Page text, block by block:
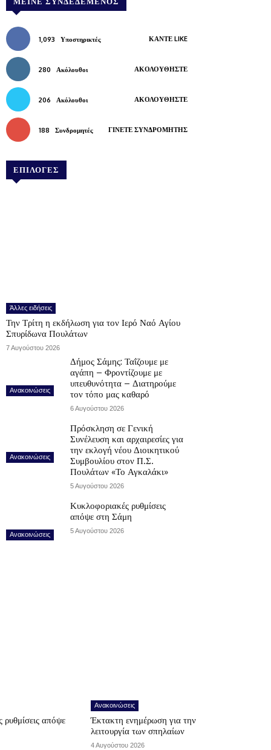
1,093 Υποστηρικτές ΚΆΝΤΕ LIKE
280 Ακόλουθοι ΑΚΟΛΟΥΘΉΣΤΕ
206 Ακόλουθοι ΑΚΟΛΟΥΘΉΣΤΕ
188 Συνδρομητές ΓΊΝΕΤΕ ΣΥΝΔΡΟΜΗΤΉΣ
ΕΠΙΛΟΓΕΣ
Άλλες ειδήσεις
Την Τρίτη η εκδήλωση για τον Ιερό Ναό Αγίου
Σπυρίδωνα Πουλάτων
7 Αυγούστου 2026
Ανακοινώσεις
Δήμος Σάμης: Ταΐζουμε με
αγάπη – Φροντίζουμε με
υπευθυνότητα – Διατηρούμε
τον τόπο μας καθαρό
6 Αυγούστου 2026
Ανακοινώσεις
Πρόσκληση σε Γενική
Συνέλευση και αρχαιρεσίες για
την εκλογή νέου Διοικητικού
Συμβουλίου στον Π.Σ.
Πουλάτων «Το Αγκαλάκι»
5 Αυγούστου 2026
Ανακοινώσεις
Κυκλοφοριακές ρυθμίσεις
απόψε στη Σάμη
5 Αυγούστου 2026
απόψε
Ανακοινώσεις
Έκτακτη ενημέρωση για την
λειτουργία των σπηλαίων
4 Αυγούστου 2026